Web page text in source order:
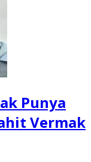
Punya
Vermak